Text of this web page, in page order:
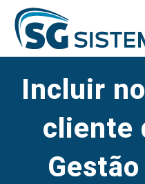
Incluir
cliente